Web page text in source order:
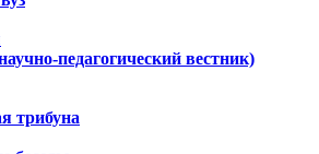
педагогический вестник)
трибуна